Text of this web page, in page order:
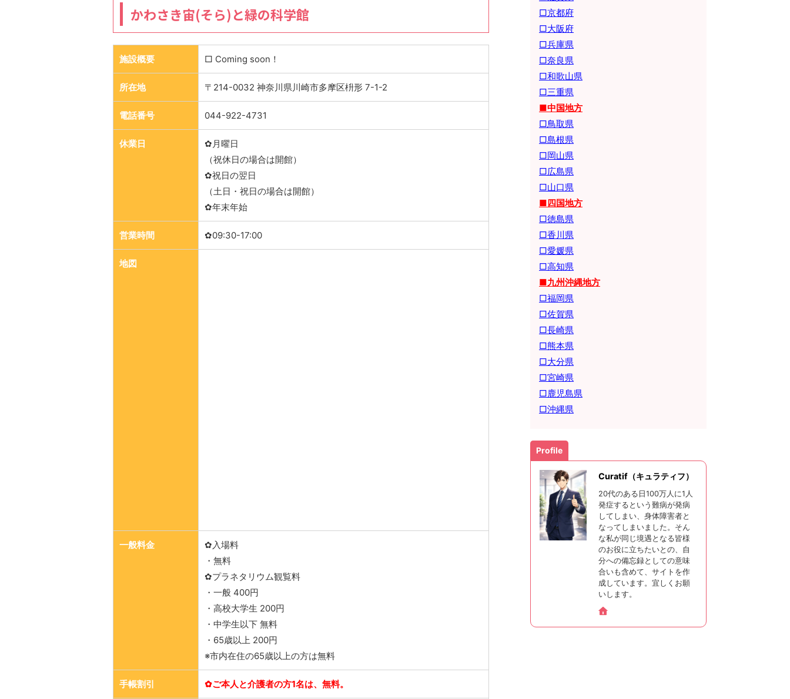
かわさき宙(そら)と緑の科学館
施設概要 □ Coming soon！
所在地 〒214-0032 神奈川県川崎市多摩区枡形 7-1-2
電話番号 044-922-4731
休業日
✿月曜日
（祝休日の場合は開館）
✿祝日の翌日
（土日・祝日の場合は開館）
✿年末年始
営業時間 ✿09:30-17:00
地図
一般料金
✿入場料
・無料
✿プラネタリウム観覧料
・一般 400円
・高校大学生 200円
・中学生以下 無料
・65歳以上 200円
※市内在住の65歳以上の方は無料
手帳割引 ✿ご本人と介護者の方1名は、無料。
□京都府
□大阪府
□兵庫県
□奈良県
□和歌山県
□三重県
■中国地方
□鳥取県
□島根県
□岡山県
□広島県
□山口県
■四国地方
□徳島県
□香川県
□愛媛県
□高知県
■九州沖縄地方
□福岡県
□佐賀県
□長崎県
□熊本県
□大分県
□宮崎県
□鹿児島県
□沖縄県
Profile
Curatif（キュラティフ）
20代のある日100万人に1人
発症するという難病が発病
してしまい、身体障害者と
なってしまいました。そん
な私が同じ境遇となる皆様
のお役に立ちたいとの、自
分への備忘録としての意味
合いも含めて、サイトを作
成しています。宜しくお願
いします。